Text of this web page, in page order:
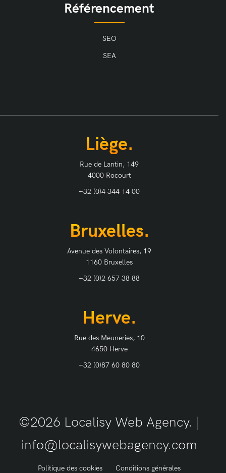
Référencement
SEO
SEA
Liège.
Rue de Lantin, 149
4000 Rocourt
+32 (0)4 344 14 00
Bruxelles.
Avenue des Volontaires, 19
1160 Bruxelles
+32 (0)2 657 38 88
Herve.
Rue des Meuneries, 10
4650 Herve
+32 (0)87 60 80 80
©2026 Localisy Web Agency. |
info@localisywebagency.com
Politique des cookies Conditions générales